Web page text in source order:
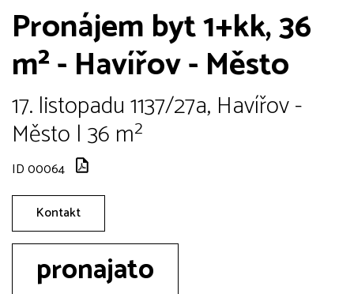
Pronájem byt 1+kk, 36
m² - Havířov - Město
17. listopadu 1137/27a, Havířov -
Město | 36 m²
ID 00064
Kontakt
pronajato